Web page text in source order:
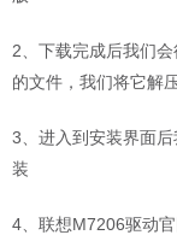
2、下载完成后我们
的文件，我们将它解
3、进入到安装界面
装
4、联想M7206驱动